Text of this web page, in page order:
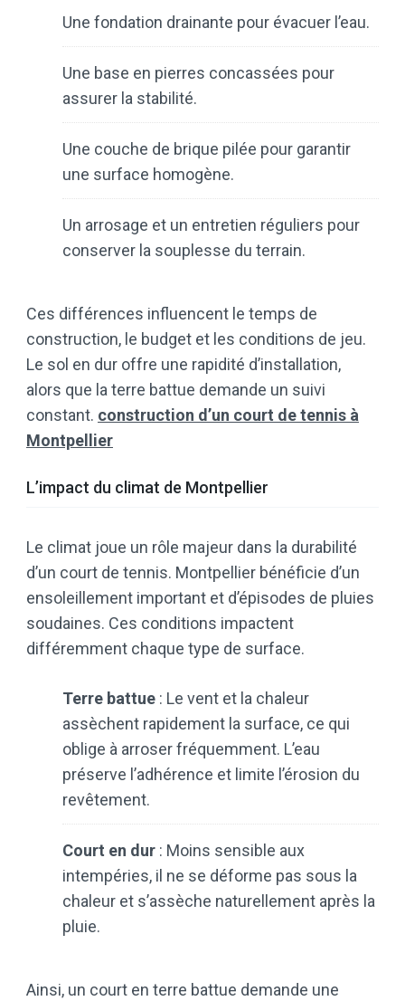
Une fondation drainante pour évacuer l’eau.
Une base en pierres concassées pour
assurer la stabilité.
Une couche de brique pilée pour garantir
une surface homogène.
Un arrosage et un entretien réguliers pour
conserver la souplesse du terrain.
Ces différences influencent le temps de
construction, le budget et les conditions de jeu.
Le sol en dur offre une rapidité d’installation,
alors que la terre battue demande un suivi
constant. construction d’un court de tennis à
Montpellier
L’impact du climat de Montpellier
Le climat joue un rôle majeur dans la durabilité
d’un court de tennis. Montpellier bénéficie d’un
ensoleillement important et d’épisodes de pluies
soudaines. Ces conditions impactent
différemment chaque type de surface.
Terre battue : Le vent et la chaleur
assèchent rapidement la surface, ce qui
oblige à arroser fréquemment. L’eau
préserve l’adhérence et limite l’érosion du
revêtement.
Court en dur : Moins sensible aux
intempéries, il ne se déforme pas sous la
chaleur et s’assèche naturellement après la
pluie.
Ainsi, un court en terre battue demande une